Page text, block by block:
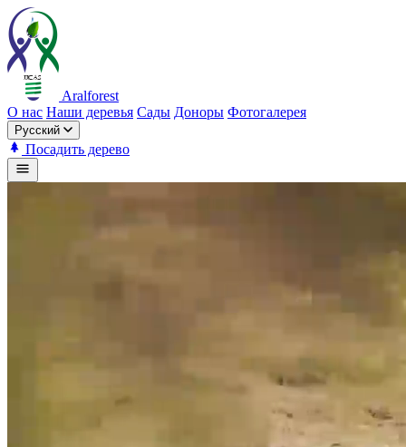
Aralforest
О нас Наши деревья Сады Доноры Фотогалерея
Русский
Посадить дерево